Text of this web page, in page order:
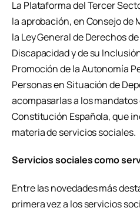
La Plataforma del Tercer
la aprobación, en Consejo de
la Ley General de Derechos
Discapacidad y de su
Promoción de la Autonomía
Personas en Situación de
acompasarlas a los
Constitución Española, que
materia de servicios sociales.
Servicios sociales como
Entre las novedades más
primera vez a los servicios